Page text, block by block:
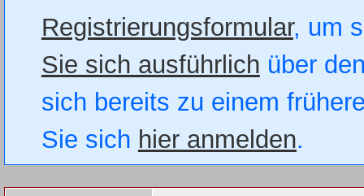
Registrierungsformular, um
Sie sich ausführlich über
sich bereits zu einem
Sie sich hier anmelden.